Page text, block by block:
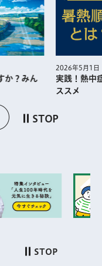
表示 次のスライドを
STOP
か？みん
2026年5月1日
実践！熱中
ススメ
示 次のスライドを表
STOP